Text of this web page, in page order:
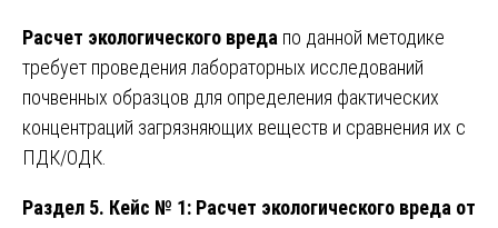
Расчет экологического вреда по данной методике
требует проведения лабораторных исследований
почвенных образцов для определения фактических
концентраций загрязняющих веществ и сравнения их с
ПДК/ОДК.
Раздел 5. Кейс № 1: Расчет экологического вреда от